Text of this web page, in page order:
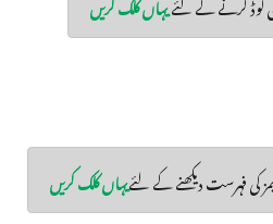
کی فہرست دیکھنے کے لئےیہاں کلک کریں